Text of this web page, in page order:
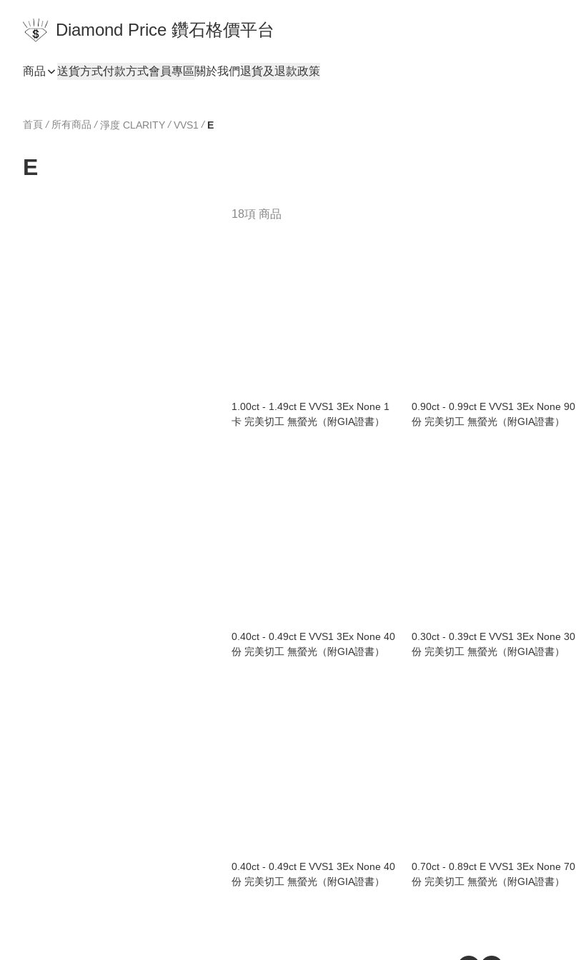
Diamond Price 鑽石格價平台
商品 送貨方式付款方式會員專區關於我們退貨及退款政策
首頁 / 所有商品 / 淨度 CLARITY / VVS1 / E
E
18項 商品
1.00ct - 1.49ct E VVS1 3Ex None 1
卡 完美切工 無螢光（附GIA證書）
0.90ct - 0.99ct E VVS1 3Ex None 90
份 完美切工 無螢光（附GIA證書）
0.40ct - 0.49ct E VVS1 3Ex None 40
份 完美切工 無螢光（附GIA證書）
0.30ct - 0.39ct E VVS1 3Ex None 30
份 完美切工 無螢光（附GIA證書）
0.40ct - 0.49ct E VVS1 3Ex None 40
份 完美切工 無螢光（附GIA證書）
0.70ct - 0.89ct E VVS1 3Ex None 70
份 完美切工 無螢光（附GIA證書）